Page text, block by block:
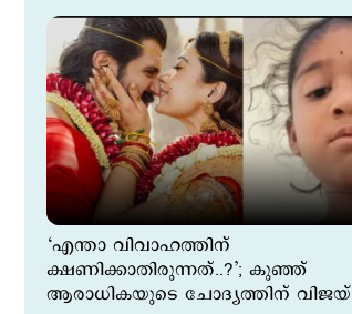
‘എന്താ വിവാഹത്തിന്
ക്ഷണിക്കാതിരുന്നത്..?’; കുഞ്ഞ്
ആരാധികയുടെ ചോദ്യത്തിന് വിജയ്